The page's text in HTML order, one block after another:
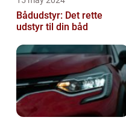
Bådudstyr: Det rette
udstyr til din båd